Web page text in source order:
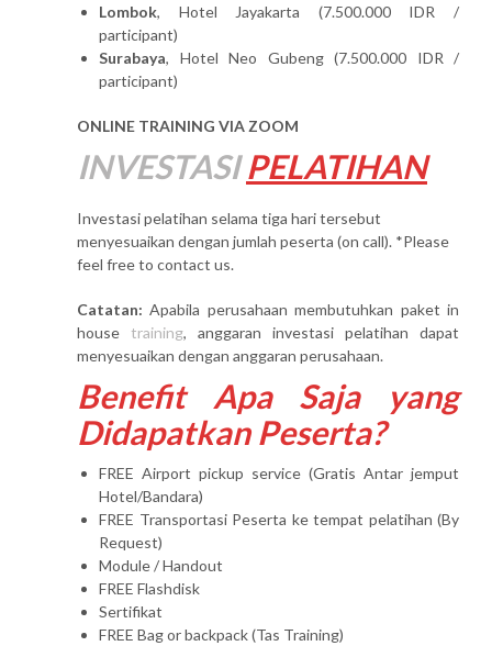
Lombok, Hotel Jayakarta (7.500.000 IDR /
participant)
Surabaya, Hotel Neo Gubeng (7.500.000 IDR /
participant)
ONLINE TRAINING VIA ZOOM
INVESTASI PELATIHAN
Investasi pelatihan selama tiga hari tersebut
menyesuaikan dengan jumlah peserta (on call). *Please
feel free to contact us.
Catatan: Apabila perusahaan membutuhkan paket in
house training, anggaran investasi pelatihan dapat
menyesuaikan dengan anggaran perusahaan.
Benefit Apa Saja yang
Didapatkan Peserta?
FREE Airport pickup service (Gratis Antar jemput
Hotel/Bandara)
FREE Transportasi Peserta ke tempat pelatihan (By
Request)
Module / Handout
FREE Flashdisk
Sertifikat
FREE Bag or backpack (Tas Training)